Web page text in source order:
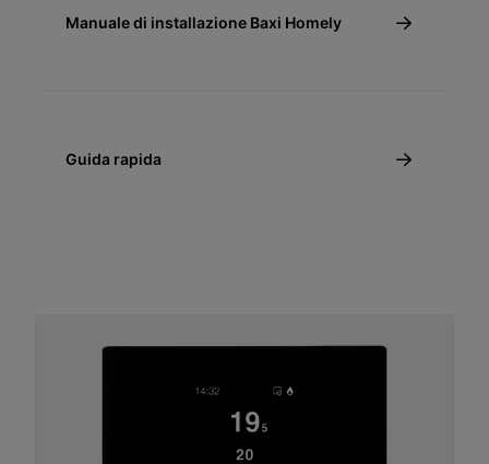
Manuale di installazione Baxi Homely
Guida rapida